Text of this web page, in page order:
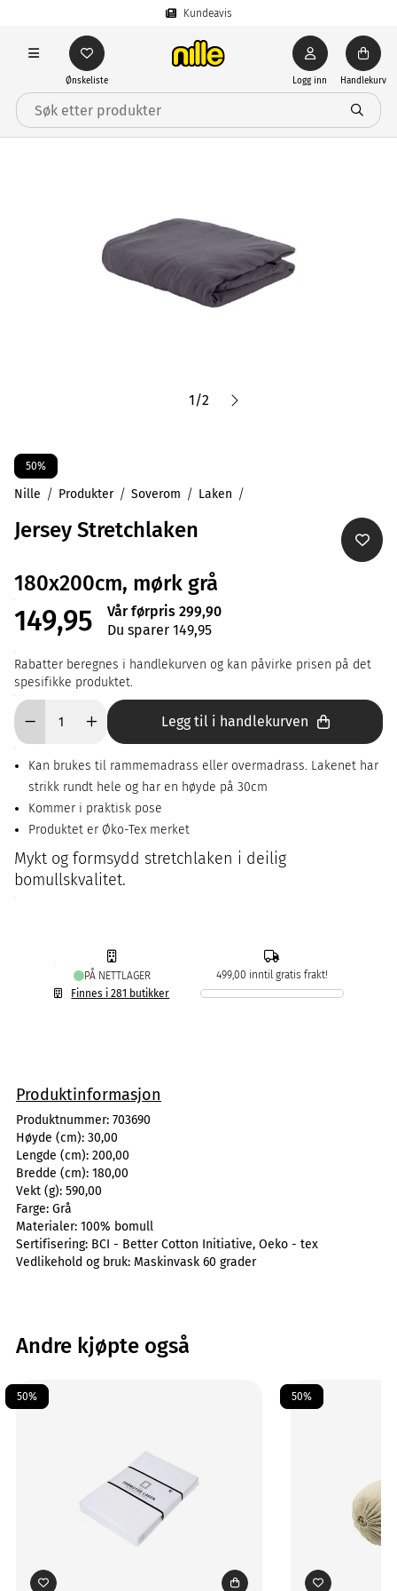
Kundeavis
Ønskeliste Logg inn Handlekurv
1/2
50%
Nille Produkter Soverom Laken
Jersey Stretchlaken
180x200cm, mørk grå
149,95
Vår førpris 299,90
Du sparer 149,95
Rabatter beregnes i handlekurven og kan påvirke prisen på det
spesifikke produktet.
Legg til i handlekurven
Kan brukes til rammemadrass eller overmadrass. Lakenet har
strikk rundt hele og har en høyde på 30cm
Kommer i praktisk pose
Produktet er Øko-Tex merket
Mykt og formsydd stretchlaken i deilig
bomullskvalitet.
PÅ NETTLAGER
Finnes i 281 butikker
499,00 inntil gratis frakt!
Produktinformasjon
Produktnummer: 703690
Høyde (cm): 30,00
Lengde (cm): 200,00
Bredde (cm): 180,00
Vekt (g): 590,00
Farge: Grå
Materialer: 100% bomull
Sertifisering: BCI - Better Cotton Initiative, Oeko - tex
Vedlikehold og bruk: Maskinvask 60 grader
Andre kjøpte også
50% 50%